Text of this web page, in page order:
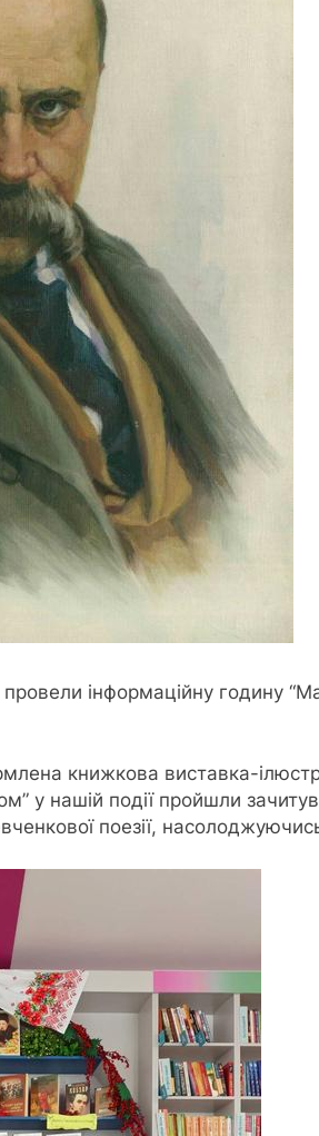
інформаційну годину
книжкова виставка-
у нашій події пройшли
поезії,